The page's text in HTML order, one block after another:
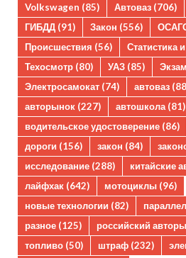
Volkswagen (85) Автоваз (706)
ГИБДД (91) Закон (556)
Происшествия (56) Статистика
Техосмотр (80) УАЗ (85)
Электросамокат (74) автоваз
авторынок (227) автошкола (81)
водительское удостоверение (86)
дороги (156) закон (84)
исследование (288) китайские
лайфхак (642) мотоциклы (96)
новые технологии (82)
разное (125) российский
топливо (50) штраф (232)